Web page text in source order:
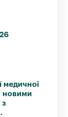
медичної
новими